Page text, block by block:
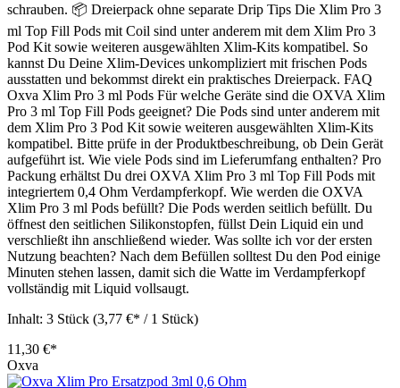
schrauben. 📦 Dreierpack ohne separate Drip Tips Die Xlim Pro 3
ml Top Fill Pods mit Coil sind unter anderem mit dem Xlim Pro 3
Pod Kit sowie weiteren ausgewählten Xlim-Kits kompatibel. So
kannst Du Deine Xlim-Devices unkompliziert mit frischen Pods
ausstatten und bekommst direkt ein praktisches Dreierpack. FAQ
Oxva Xlim Pro 3 ml Pods Für welche Geräte sind die OXVA Xlim
Pro 3 ml Top Fill Pods geeignet? Die Pods sind unter anderem mit
dem Xlim Pro 3 Pod Kit sowie weiteren ausgewählten Xlim-Kits
kompatibel. Bitte prüfe in der Produktbeschreibung, ob Dein Gerät
aufgeführt ist. Wie viele Pods sind im Lieferumfang enthalten? Pro
Packung erhältst Du drei OXVA Xlim Pro 3 ml Top Fill Pods mit
integriertem 0,4 Ohm Verdampferkopf. Wie werden die OXVA
Xlim Pro 3 ml Pods befüllt? Die Pods werden seitlich befüllt. Du
öffnest den seitlichen Silikonstopfen, füllst Dein Liquid ein und
verschließt ihn anschließend wieder. Was sollte ich vor der ersten
Nutzung beachten? Nach dem Befüllen solltest Du den Pod einige
Minuten stehen lassen, damit sich die Watte im Verdampferkopf
vollständig mit Liquid vollsaugt.
Inhalt: 3 Stück (3,77 €* / 1 Stück)
11,30 €*
Oxva